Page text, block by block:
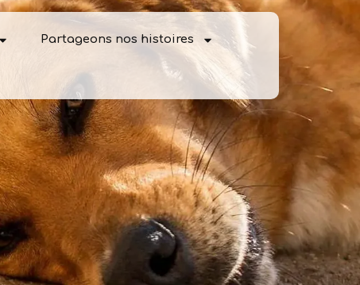
Partageons nos histoires